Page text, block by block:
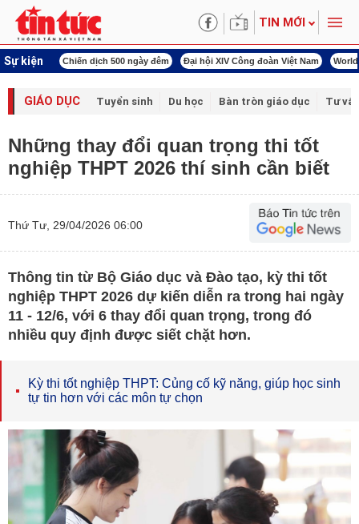
TIN MỚI
Sự kiện
mạng Chiến dịch 500 ngày đêm Đại hội XIV Công đoàn Việt Nam
GIÁO DỤC Tuyển sinh Du học Bàn tròn giáo dục Tư
Những thay đổi quan trọng thi tốt
nghiệp THPT 2026 thí sinh cần biết
Thứ Tư, 29/04/2026 06:00
Thông tin từ Bộ Giáo dục và Đào tạo, kỳ thi tốt
nghiệp THPT 2026 dự kiến diễn ra trong hai ngày
11 - 12/6, với 6 thay đổi quan trọng, trong đó
nhiều quy định được siết chặt hơn.
Kỳ thi tốt nghiệp THPT: Củng cố kỹ năng, giúp học sinh
tự tin hơn với các môn tự chọn